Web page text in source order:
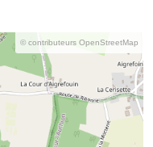
© contributeurs OpenStreetMap